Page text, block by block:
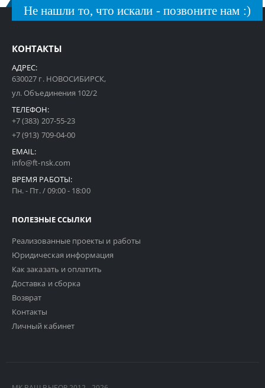
Не нашли то, что искали - позвоните нам :)
КОНТАКТЫ
АДРЕС:
630027 г. НОВОСИБИРСК,
ул. Объединения 102/2
ТЕЛЕФОН:
+7 (383) 207-55-23
+7 (913) 709-04-00
EMAIL:
info@ft-nsk.com
ВРЕМЯ РАБОТЫ:
Пн. - Пт. / 09:00 - 18:00
ПОЛЕЗНЫЕ ССЫЛКИ
Реализованные проекты и работы
Юридическая информация
Как заказать и оплатить
Доставка и сборка
Возврат
Контакты
Личный кабинет